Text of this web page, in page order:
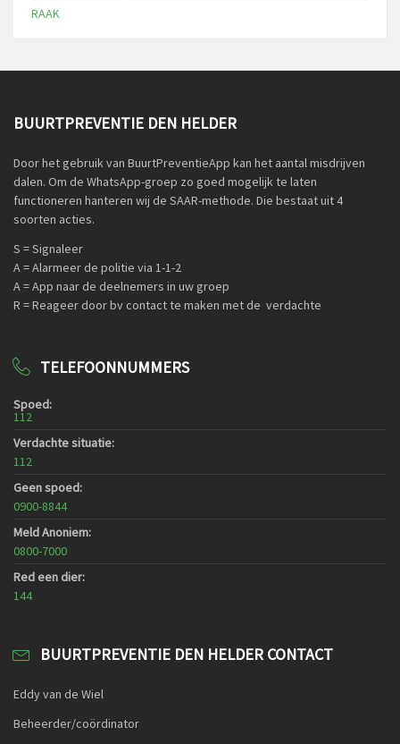
RAAK
BUURTPREVENTIE DEN HELDER
Door het gebruik van BuurtPreventieApp kan het aantal misdrijven
dalen. Om de WhatsApp-groep zo goed mogelijk te laten
functioneren hanteren wij de SAAR-methode. Die bestaat uit 4
soorten acties.
S = Signaleer
A = Alarmeer de politie via 1-1-2
A = App naar de deelnemers in uw groep
R = Reageer door bv contact te maken met de verdachte
TELEFOONNUMMERS
Spoed:
112
Verdachte situatie:
112
Geen spoed:
0900-8844
Meld Anoniem:
0800-7000
Red een dier:
144
BUURTPREVENTIE DEN HELDER CONTACT
Eddy van de Wiel
Beheerder/coördinator